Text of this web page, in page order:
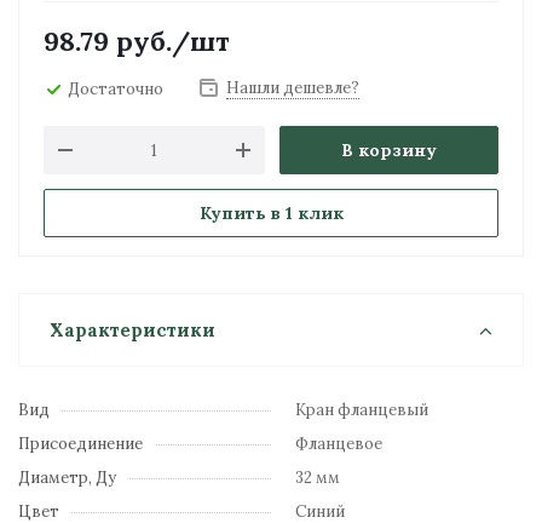
98.79 руб./шт
Достаточно Нашли дешевле?
В корзину
Купить в 1 клик
Характеристики
Вид
Кран фланцевый
Присоединение
Фланцевое
Диаметр, Ду
32 мм
Цвет
Синий